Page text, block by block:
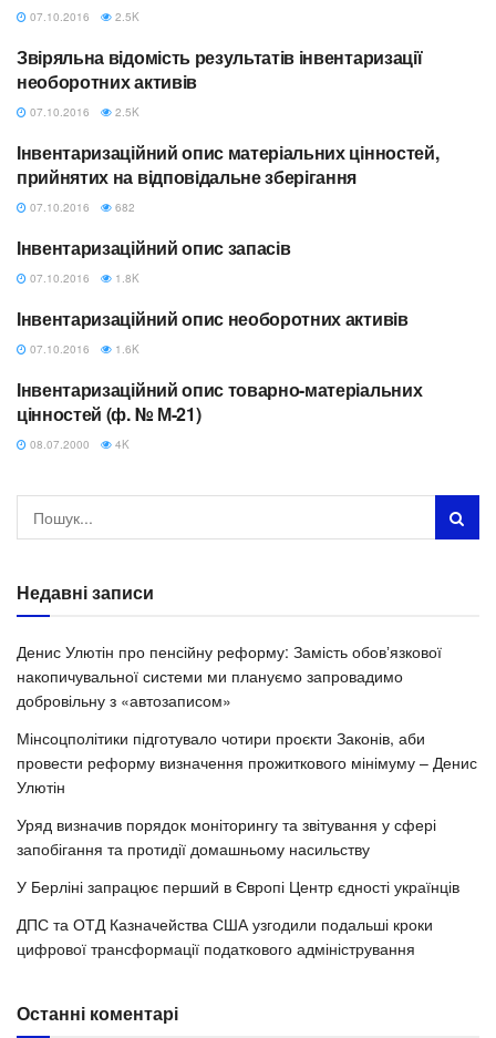
07.10.2016 2.5K
БЮДЖЕТ
Звіряльна відомість результатів інвентаризації
необоротних активів
07.10.2016 2.5K
БЮДЖЕТ
Інвентаризаційний опис матеріальних цінностей,
прийнятих на відповідальне зберігання
07.10.2016 682
БЮДЖЕТ
Інвентаризаційний опис запасів
07.10.2016 1.8K
БЮДЖЕТ
Інвентаризаційний опис необоротних активів
07.10.2016 1.6K
БУХОБЛІК
Інвентаризаційний опис товарно-матеріальних
цінностей (ф. № М-21)
08.07.2000 4K
Недавні записи
Денис Улютін про пенсійну реформу: Замість обовʼязкової
накопичувальної системи ми плануємо запровадимо
добровільну з «автозаписом»
Мінсоцполітики підготувало чотири проєкти Законів, аби
провести реформу визначення прожиткового мінімуму – Денис
Улютін
Уряд визначив порядок моніторингу та звітування у сфері
запобігання та протидії домашньому насильству
У Берліні запрацює перший в Європі Центр єдності українців
ДПС та ОТД Казначейства США узгодили подальші кроки
цифрової трансформації податкового адміністрування
Останні коментарі